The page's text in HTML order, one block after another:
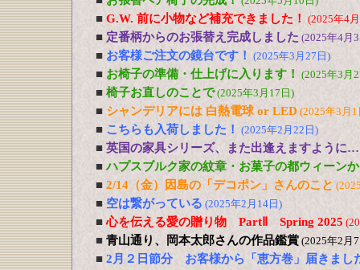
■ G.W. 前に小物など補充できました！ (2025年4
■ 定番柄からのお張替え完成しました (2025年4月
■ お客様ご注文の鏡台です！ (2025年3月27日)
■ お椅子の準備・仕上げに入ります！ (2025年3月
■ 椅子お直しのことで(2025年3月17日)
■ シャンデリアには 白熱電球 or LED (2025年3月1
■ こちらも入荷しました！ (2025年2月22日)
■ 英国の家具シリーズ、また出逢えますように…
■ ハプスブルク家の紋章・お菓子の都ウィーン
■ 2/14（金）因島の「デコポン」さんのこと
■ 空は繋がっている (2025年2月14日)
■ 心を伝える愛の贈り物 PartⅡ Spring 2025
■ 青山通り、岡本太郎さんの作品鑑賞 (2025年2月
■ 2月２日節分 お客様から「恵方巻」届きまし